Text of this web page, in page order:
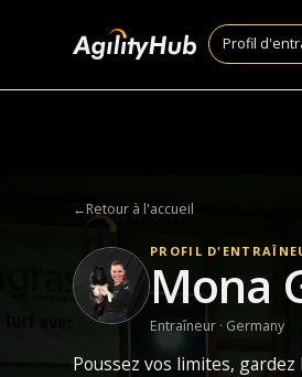
Profil
←Retour à l'accueil
PROFIL
Mona
Entraîneur · Germany
Poussez vos limites, gardez